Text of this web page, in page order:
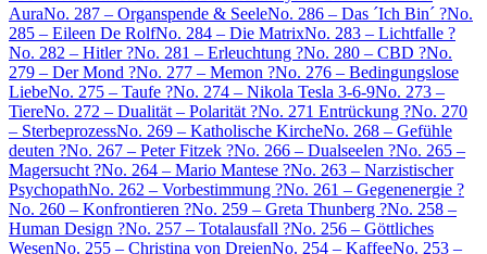
AuraNo. 287 – Organspende & SeeleNo. 286 – Das ´Ich Bin´ ?No.
285 – Eileen De RolfNo. 284 – Die MatrixNo. 283 – Lichtfalle ?
No. 282 – Hitler ?No. 281 – Erleuchtung ?No. 280 – CBD ?No.
279 – Der Mond ?No. 277 – Memon ?No. 276 – Bedingungslose
LiebeNo. 275 – Taufe ?No. 274 – Nikola Tesla 3-6-9No. 273 –
TiereNo. 272 – Dualität – Polarität ?No. 271 Entrückung ?No. 270
– SterbeprozessNo. 269 – Katholische KircheNo. 268 – Gefühle
deuten ?No. 267 – Peter Fitzek ?No. 266 – Dualseelen ?No. 265 –
Magersucht ?No. 264 – Mario Mantese ?No. 263 – Narzistischer
PsychopathNo. 262 – Vorbestimmung ?No. 261 – Gegenenergie ?
No. 260 – Konfrontieren ?No. 259 – Greta Thunberg ?No. 258 –
Human Design ?No. 257 – Totalausfall ?No. 256 – Göttliches
WesenNo. 255 – Christina von DreienNo. 254 – KaffeeNo. 253 –